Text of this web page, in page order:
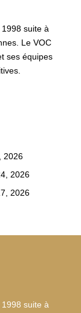
suite à
Le VOC
ses équipes
2026
2026
2026
suite à